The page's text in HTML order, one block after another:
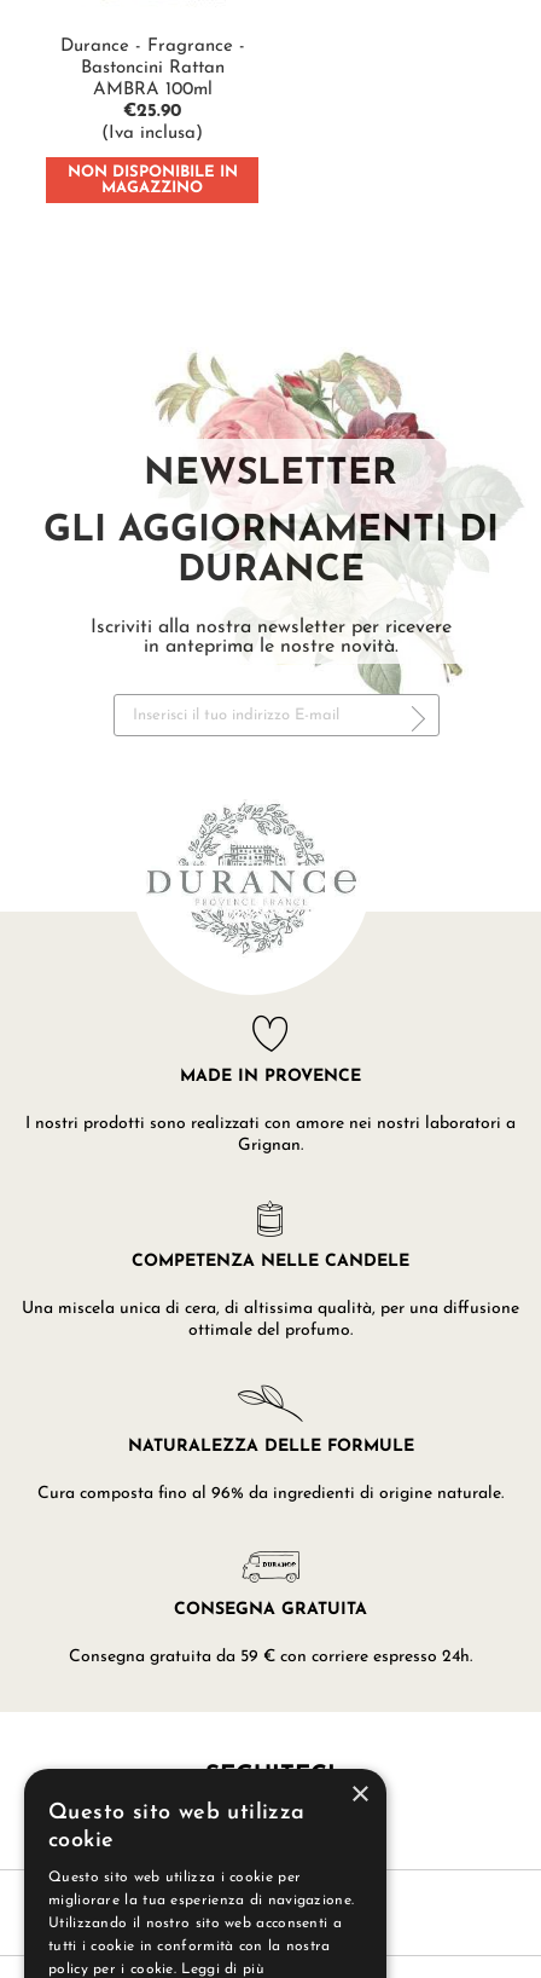
Durance - Fragrance -
Bastoncini Rattan
AMBRA 100ml
€25.90
(Iva inclusa)
NON DISPONIBILE IN
MAGAZZINO
NEWSLETTER
GLI AGGIORNAMENTI DI
DURANCE
Iscriviti alla nostra newsletter per ricevere
in anteprima le nostre novità.
MADE IN PROVENCE
I nostri prodotti sono realizzati con amore nei nostri laboratori a
Grignan.
COMPETENZA NELLE CANDELE
Una miscela unica di cera, di altissima qualità, per una diffusione
ottimale del profumo.
NATURALEZZA DELLE FORMULE
Cura composta fino al 96% da ingredienti di origine naturale.
CONSEGNA GRATUITA
Consegna gratuita da 59 € con corriere espresso 24h.
SEGUITECI ×
Questo sito web utilizza
cookie
Questo sito web utilizza i cookie per
migliorare la tua esperienza di navigazione.
Utilizzando il nostro sito web acconsenti a
tutti i cookie in conformità con la nostra
policy per i cookie. Leggi di più